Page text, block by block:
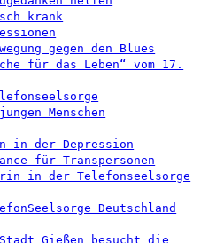
krank
gegen den Blues
für das Leben“ vom 17.
Menschen
in der Depression
für Transpersonen
in der Telefonseelsorge
Deutschland
Gießen besucht die